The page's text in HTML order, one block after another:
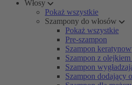
Włosy
Pokaż wszystkie
Szampony do włosów
Pokaż wszystkie
Pre-szampon
Szampon
Szampon z
Szampon
Szampon dodający